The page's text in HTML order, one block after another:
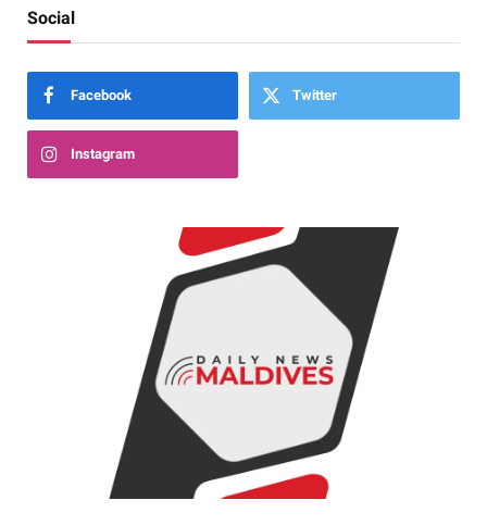
Social
Facebook Twitter
Instagram